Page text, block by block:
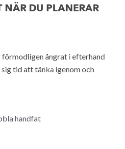
NÄR DU PLANERAR
förmodligen ångrat i efterhand
tid att tänka igenom och